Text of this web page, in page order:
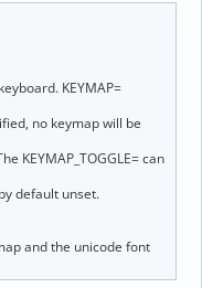
KEYMAP=
no keymap will be
KEYMAP_TOGGLE= can
default unset.
and the unicode font